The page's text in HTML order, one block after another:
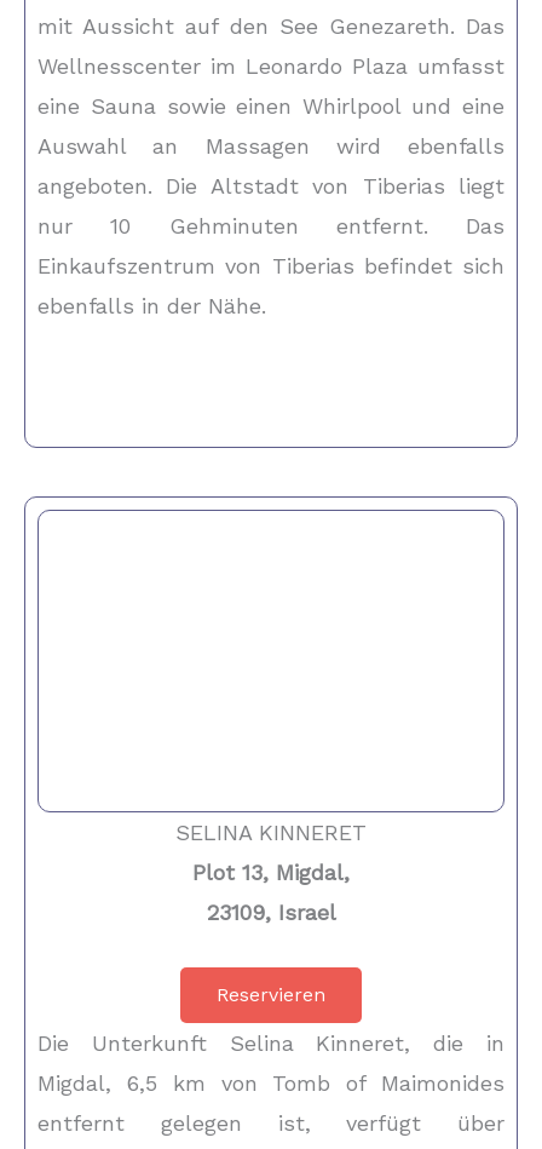
mit Aussicht auf den See Genezareth. Das
Wellnesscenter im Leonardo Plaza umfasst
eine Sauna sowie einen Whirlpool und eine
Auswahl an Massagen wird ebenfalls
angeboten. Die Altstadt von Tiberias liegt
nur 10 Gehminuten entfernt. Das
Einkaufszentrum von Tiberias befindet sich
ebenfalls in der Nähe.
SELINA KINNERET
Plot 13, Migdal,
23109, Israel
Reservieren
Die Unterkunft Selina Kinneret, die in
Migdal, 6,5 km von Tomb of Maimonides
entfernt gelegen ist, verfügt über